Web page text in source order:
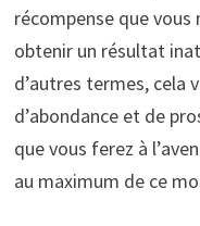
récompense que vous
obtenir un résultat
d’autres termes, cela
d’abondance et de
que vous ferez à
au maximum de ce